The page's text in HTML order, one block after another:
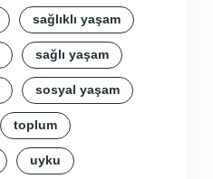
sağlıklı yaşam
sağlı yaşam
sosyal yaşam
toplum
uyku